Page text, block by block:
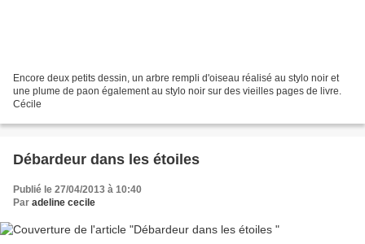
Encore deux petits dessin, un arbre rempli d'oiseau réalisé au stylo noir et
une plume de paon également au stylo noir sur des vieilles pages de livre.
Cécile
Débardeur dans les étoiles
Publié le 27/04/2013 à 10:40
Par adeline cecile